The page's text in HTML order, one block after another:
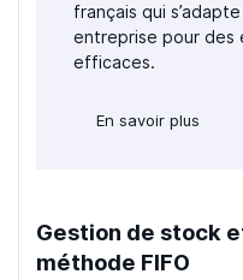
français qui
entreprise pour des
efficaces.
En savoir plus
Gestion de stock
méthode FIFO